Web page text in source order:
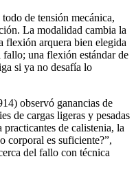
de tensión mecánica,
La modalidad cambia la
arquera bien elegida
fallo; una flexión estándar de
si ya no desafía lo
observó ganancias de
de cargas ligeras y pesadas
de calistenia, la
corporal es suficiente?”,
del fallo con técnica